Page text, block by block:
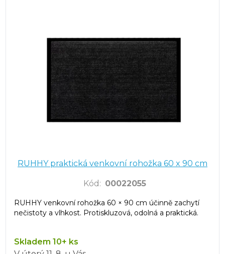
RUHHY praktická venkovní rohožka 60 x 90 cm
Kód : 00022055
RUHHY venkovní rohožka 60 × 90 cm účinně zachytí
nečistoty a vlhkost. Protiskluzová, odolná a praktická.
Skladem 10+ ks